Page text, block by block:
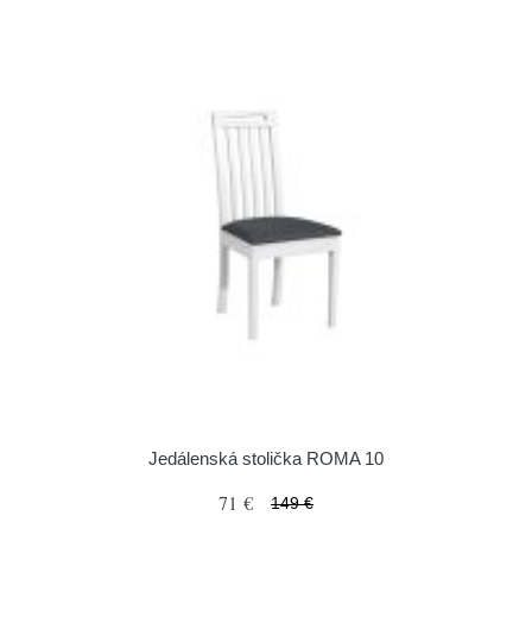
Jedálenská stolička ROMA 10
71 € 149 €